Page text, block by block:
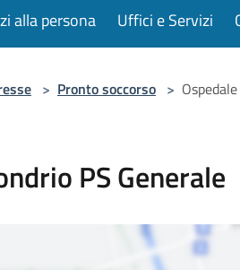
alla persona Uffici e Servizi
> Pronto soccorso >
PS Generale